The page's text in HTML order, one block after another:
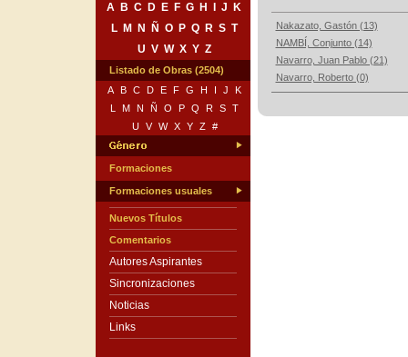
A B C D E F G H J
K
L
M N Ñ O P Q R S T
U V W X Y Z
Listado de Obras (2504)
A
B C D E F G H I J
K
L
M N Ñ O P Q R S T
U
V W X Y Z #
Formaciones
Formaciones usuales
Nuevos Títulos
Comentarios
Autores Aspirantes
Sincronizaciones
Noticias
Links
Nakazato, Gastón (13)
NAMBÍ, Conjunto (14)
Navarro, Juan Pablo (21)
Navarro, Roberto (0)